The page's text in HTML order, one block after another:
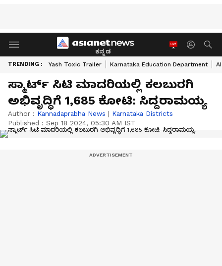
ಕನ್ನಡ
TRENDING : Yash Toxic Trailer Karnataka Education Department
ಸ್ಮಾರ್ಟ್‌ ಸಿಟಿ ಮಾದರಿಯಲ್ಲಿ ಕಲಬುರಗಿ
ಅಭಿವೃದ್ಧಿಗೆ 1,685 ಕೋಟಿ: ಸಿದ್ದರಾಮಯ್ಯ
Author : Kannadaprabha News | Karnataka Districts
Published : Sep 18 2024, 05:30 AM IST